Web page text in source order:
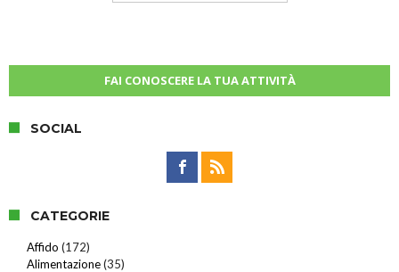
FAI CONOSCERE LA TUA ATTIVITÀ
SOCIAL
CATEGORIE
Affido (172)
Alimentazione(35)